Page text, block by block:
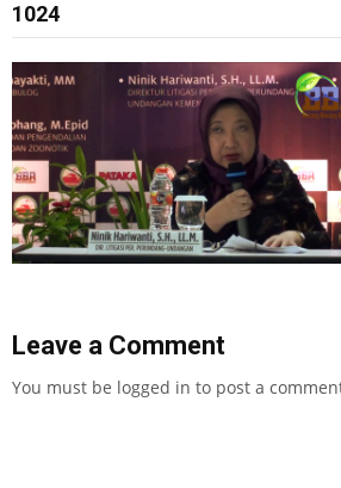
1024
Leave a Comment
You must be logged in to post a